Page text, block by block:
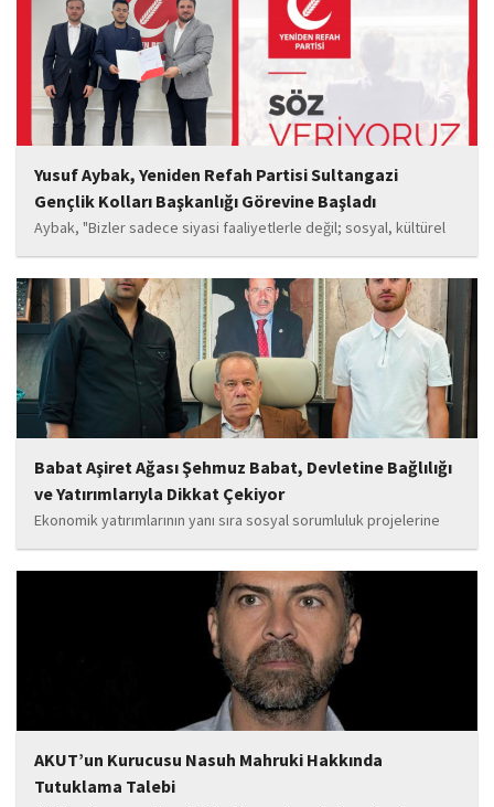
oyuncu Görkem Akyol...
Yusuf Aybak, Yeniden Refah Partisi Sultangazi
Gençlik Kolları Başkanlığı Görevine Başladı
Aybak, "Bizler sadece siyasi faaliyetlerle değil; sosyal, kültürel
ve manevi değerleri güçlendiren çalışmalarla da gençlerimizin
yanında olacağız. Sultangazi'de birlik ve beraberlik ruhunu daha
da güçlendirecek projeleri hayata geçirmek için ekip...
Babat Aşiret Ağası Şehmuz Babat, Devletine Bağlılığı
ve Yatırımlarıyla Dikkat Çekiyor
Ekonomik yatırımlarının yanı sıra sosyal sorumluluk projelerine
de önem veren Babat'ın, eğitim alanında bir lise ile iki okulun
yapımına katkı sunduğu, ayrıca Şırnak'ın çeşitli noktalarında
tamamlanan ve yapımı devam eden...
AKUT’un Kurucusu Nasuh Mahruki Hakkında
Tutuklama Talebi